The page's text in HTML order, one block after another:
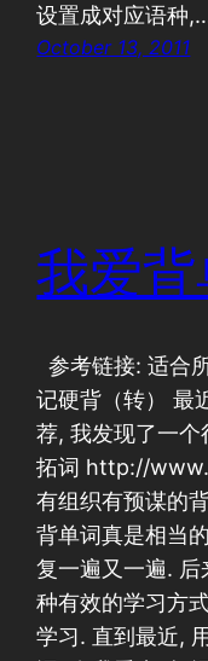
设置成对应语种
October 13, 2011
我爱
参考链接: 适合
记硬背（转） 最
荐, 我发现了一
拓词 http://
有组织有预谋的
背单词真是相当
复一遍又一遍.
种有效的学习方
学习. 直到最近,